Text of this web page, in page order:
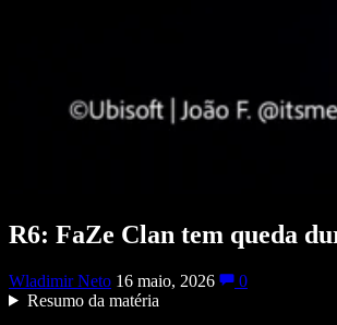
R6: FaZe Clan tem queda
Wladimir Neto 16 maio, 2026
0
Resumo da matéria